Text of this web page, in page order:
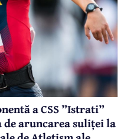
a CSS ”Istrati”
de aruncarea suliței la